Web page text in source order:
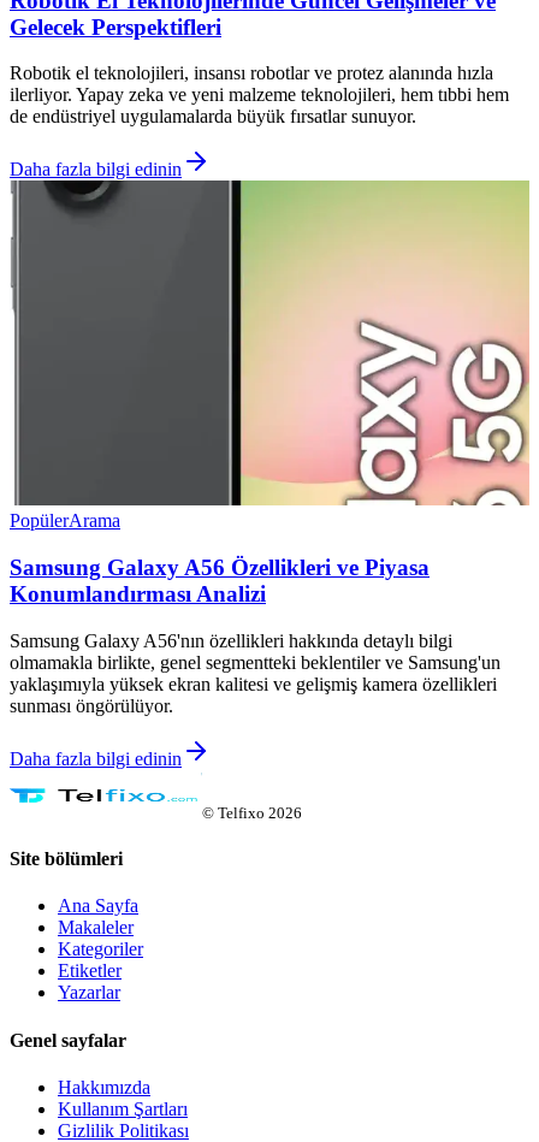
Gelecek Perspektifleri
Robotik el teknolojileri, insansı robotlar ve protez alanında hızla
ilerliyor. Yapay zeka ve yeni malzeme teknolojileri, hem tıbbi hem
de endüstriyel uygulamalarda büyük fırsatlar sunuyor.
Daha fazla bilgi edinin
PopülerArama
Samsung Galaxy A56 Özellikleri ve Piyasa
Konumlandırması Analizi
Samsung Galaxy A56'nın özellikleri hakkında detaylı bilgi
olmamakla birlikte, genel segmentteki beklentiler ve Samsung'un
yaklaşımıyla yüksek ekran kalitesi ve gelişmiş kamera özellikleri
sunması öngörülüyor.
Daha fazla bilgi edinin
© Telfixo 2026
Site bölümleri
Ana Sayfa
Makaleler
Kategoriler
Etiketler
Yazarlar
Genel sayfalar
Hakkımızda
Kullanım Şartları
Gizlilik Politikası